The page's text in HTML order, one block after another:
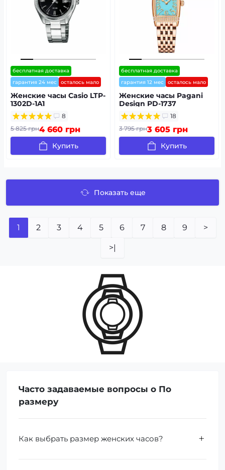
бесплатная доставка
гарантия 24 мес
осталось мало
Женские часы Casio LTP-
1302D-1A1
8
5 825 грн4 660 грн
Купить
бесплатная доставка
гарантия 12 мес
осталось мало
Женские часы Pagani
Design PD-1737
RoseGold-Blue18
3 795 грн3 605 грн
Купить
Показать еще
1 2 3 4 5 6 7 8 9 >
>|
Часто задаваемые вопросы о По
размеру
Как выбрать размер женских часов?